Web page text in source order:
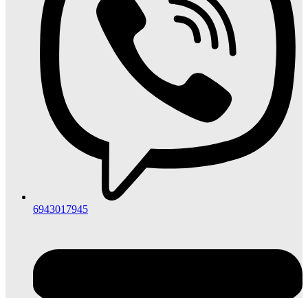
6943017945